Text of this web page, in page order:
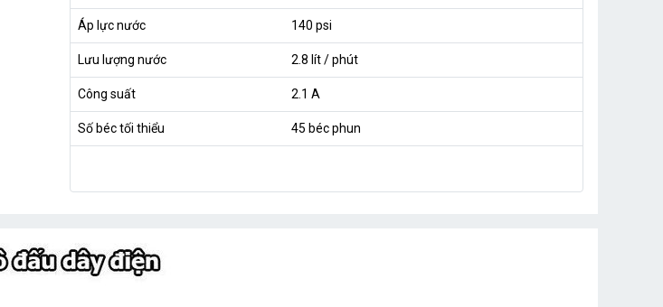
Áp lực nước 140 psi
Lưu lượng nước 2.8 lít / phút
Công suất 2.1 A
Số béc tối thiểu 45 béc phun